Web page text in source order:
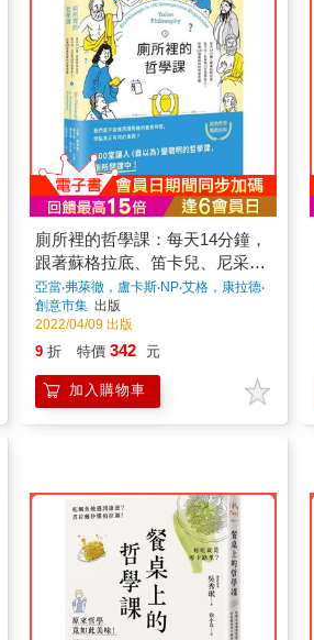
廁所裡的哲學課：每天14分鐘，
跟著蘇格拉底、笛卡兒、尼采等
13位世界哲人，秒懂100個最經
典的哲學思維【二版】
亞當‧弗萊徹，盧卡斯‧NP‧艾格，康拉德‧
柯列弗，陳俊宇
創意市集 出版
2022/04/09 出版
9 折 特價 342 元
加入購物車